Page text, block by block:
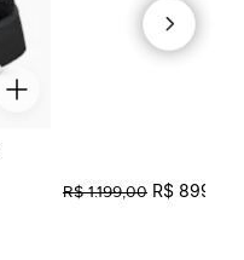
R$ 1.199,00 R$ 899,00